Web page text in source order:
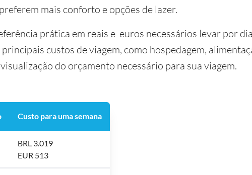
mais conforto e opções de lazer.
prática em reais e euros necessários levar por
custos de viagem, como hospedagem,
do orçamento necessário para sua viagem.
Custo para uma semana
BRL 3.019
EUR 513